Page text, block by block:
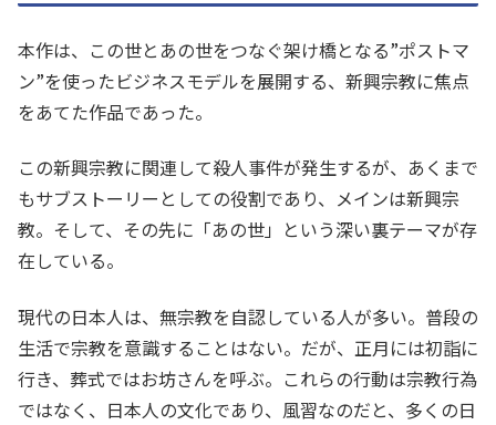
本作は、この世とあの世をつなぐ架け橋となる”ポストマ
ン”を使ったビジネスモデルを展開する、新興宗教に焦点
をあてた作品であった。
この新興宗教に関連して殺人事件が発生するが、あくまで
もサブストーリーとしての役割であり、メインは新興宗
教。そして、その先に「あの世」という深い裏テーマが存
在している。
現代の日本人は、無宗教を自認している人が多い。普段の
生活で宗教を意識することはない。だが、正月には初詣に
行き、葬式ではお坊さんを呼ぶ。これらの行動は宗教行為
ではなく、日本人の文化であり、風習なのだと、多くの日